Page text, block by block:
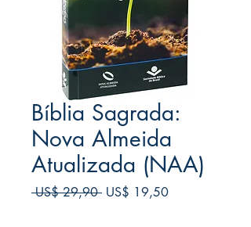
Bíblia Sagrada:
Nova Almeida
Atualizada (NAA)
US$ 29,90 Preço
US$ 19,50Preço